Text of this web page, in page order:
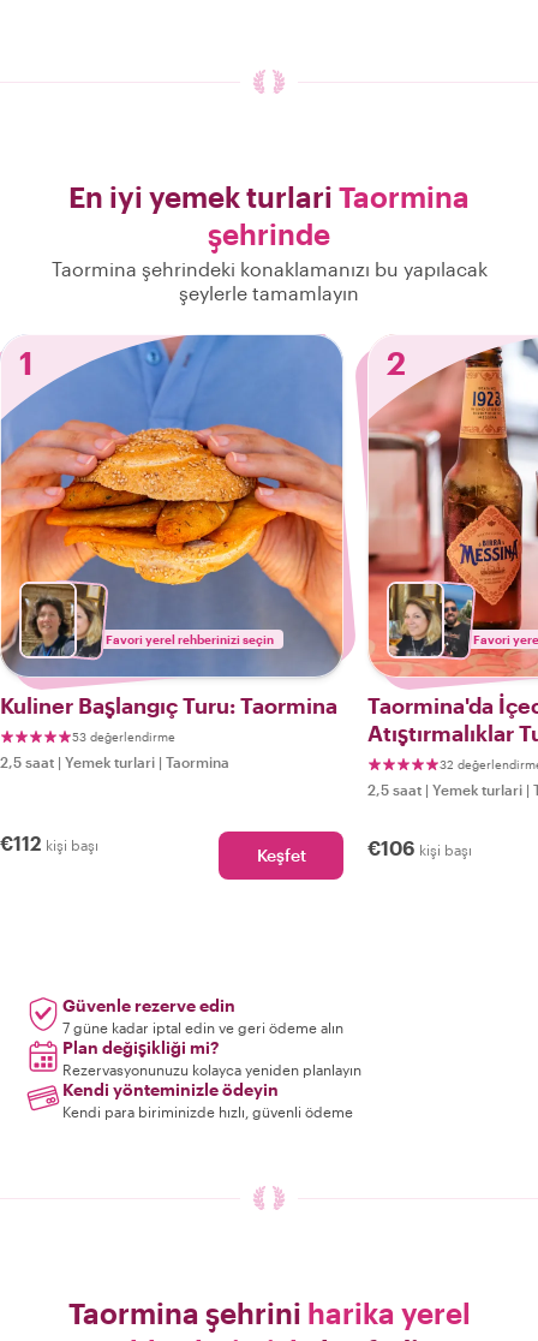
En iyi yemek turlari Taormina
şehrinde
Taormina şehrindeki konaklamanızı bu yapılacak
şeylerle tamamlayın
1
Favori yerel rehberinizi seçin
Kuliner Başlangıç Turu: Taormina
53 değerlendirme
2,5 saat | Yemek turlari | Taormina
€112 kişi başı Keşfet
2
Favori
Taormina'da
Atıştırmalıklar
32
2,5 saat | Yemek turlari |
€106 kişi başı
Güvenle rezerve edin
7 güne kadar iptal edin ve geri ödeme alın
Plan değişikliği mi?
Rezervasyonunuzu kolayca yeniden planlayın
Kendi yönteminizle ödeyin
Kendi para biriminizde hızlı, güvenli ödeme
Taormina şehrini harika yerel